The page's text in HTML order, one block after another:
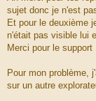
s
s
a
g
e
sujet donc je n'est
Et pour le deuxième
n'était pas visible lui
Merci pour le support
Pour mon problème,
sur un autre